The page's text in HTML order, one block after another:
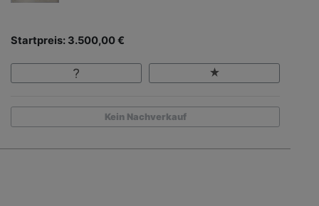
Startpreis: 3.500,00 €
Kein Nachverkauf